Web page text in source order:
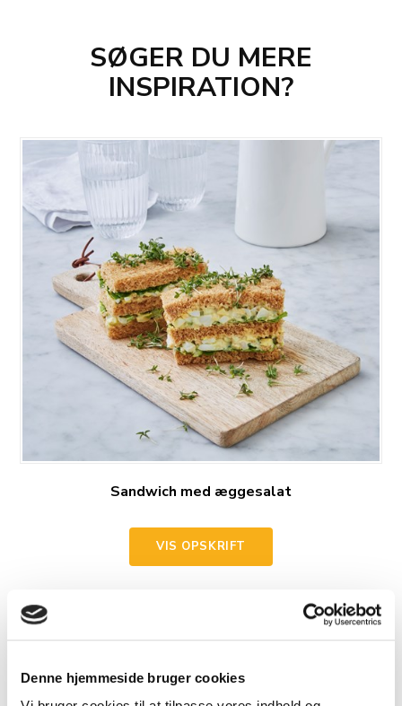
Denne hjemmeside bruger cookies
SØGER DU MERE
INSPIRATION?
Sandwich med æggesalat
VIS OPSKRIFT